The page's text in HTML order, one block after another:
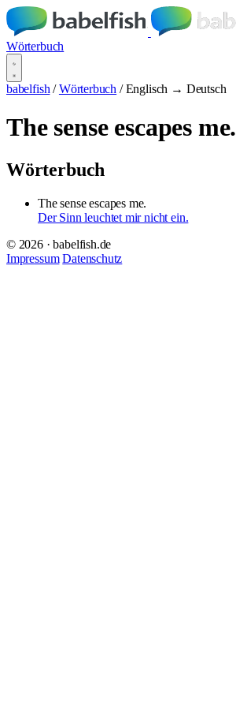
Wörterbuch
babelfish / Wörterbuch / Englisch → Deutsch
The sense escapes me.
Wörterbuch
The sense escapes me.
Der Sinn leuchtet mir nicht ein.
© 2026 · babelfish.de
Impressum Datenschutz